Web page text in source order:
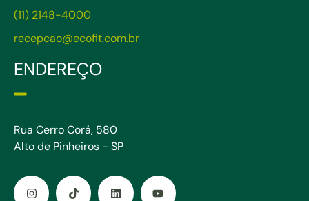
(11) 2148-4000
recepcao@ecofit.com.br
ENDEREÇO
Rua Cerro Corá, 580
Alto de Pinheiros - SP